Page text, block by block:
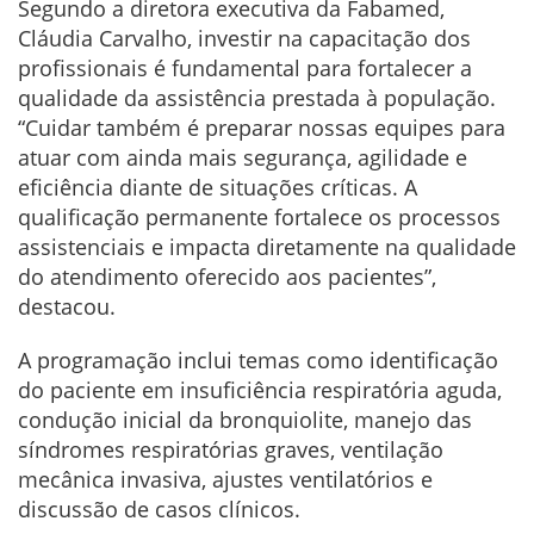
Segundo a diretora executiva da Fabamed,
Cláudia Carvalho, investir na capacitação dos
profissionais é fundamental para fortalecer a
qualidade da assistência prestada à população.
“Cuidar também é preparar nossas equipes para
atuar com ainda mais segurança, agilidade e
eficiência diante de situações críticas. A
qualificação permanente fortalece os processos
assistenciais e impacta diretamente na qualidade
do atendimento oferecido aos pacientes”,
destacou.
A programação inclui temas como identificação
do paciente em insuficiência respiratória aguda,
condução inicial da bronquiolite, manejo das
síndromes respiratórias graves, ventilação
mecânica invasiva, ajustes ventilatórios e
discussão de casos clínicos.